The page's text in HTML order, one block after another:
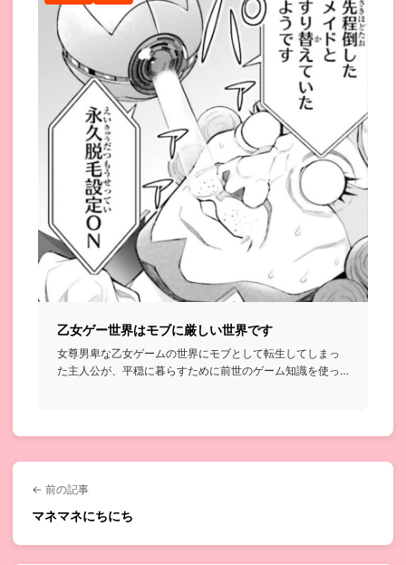
乙女ゲー世界はモブに厳しい世界です
女尊男卑な乙女ゲームの世界にモブとして転生してしまっ
た主人公が、平穏に暮らすために前世のゲーム知識を使っ
← 前の記事
マネマネにちにち